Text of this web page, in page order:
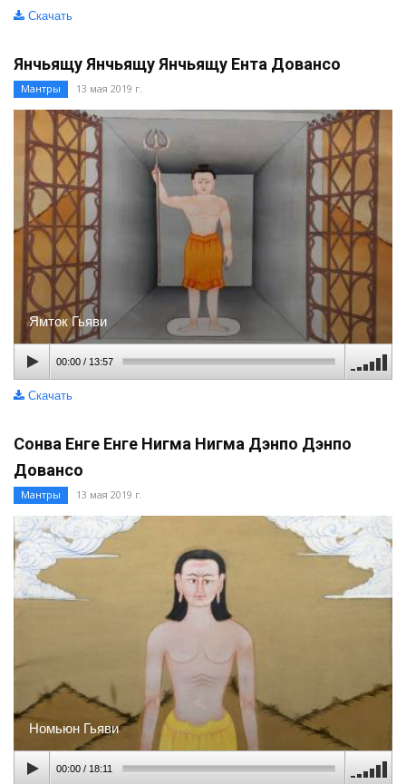
Скачать
Янчьящу Янчьящу Янчьящу Ента Довансо
Мантры 13 мая 2019 г.
Ямток Гьяви
00:00/ 13:57
Скачать
Сонва Енге Енге Нигма Нигма Дэнпо Дэнпо
Довансо
Мантры 13 мая 2019 г.
Номьюн Гьяви
00:00 / 18:11